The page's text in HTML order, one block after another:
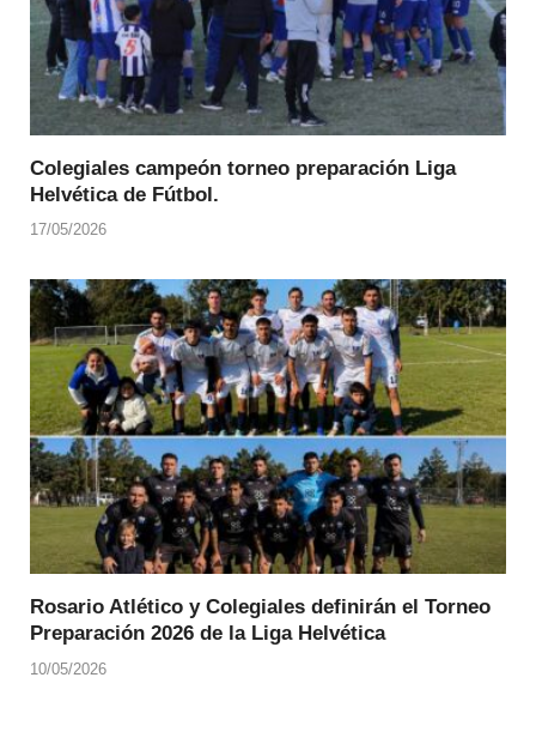
Colegiales campeón torneo preparación Liga
Helvética de Fútbol.
17/05/2026
Rosario Atlético y Colegiales definirán el Torneo
Preparación 2026 de la Liga Helvética
10/05/2026